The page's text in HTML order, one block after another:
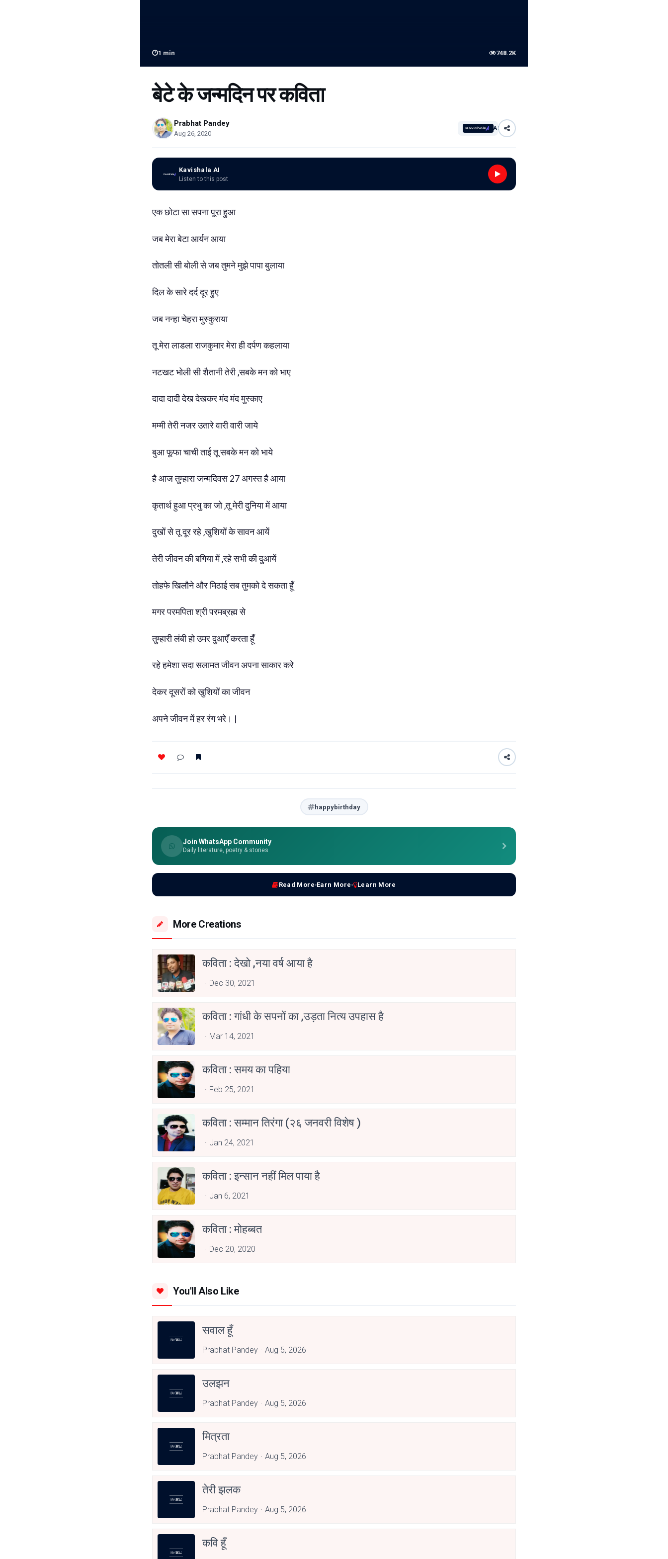
1 min 748.2K
बेटे के जन्मदिन पर कविता
Prabhat Pandey
Aug 26, 2020
AI
Kavishala AI
Listen to this post
एक छोटा सा सपना पूरा हुआ
जब मेरा बेटा आर्यन आया
तोतली सी बोली से जब तुमने मुझे पापा बुलाया
दिल के सारे दर्द दूर हुए
जब नन्हा चेहरा मुस्कुराया
तू मेरा लाडला राजकुमार मेरा ही दर्पण कहलाया
नटखट भोली सी शैतानी तेरी ,सबके मन को भाए
दादा दादी देख देखकर मंद मंद मुस्काए
मम्मी तेरी नजर उतारे वारी वारी जाये
बुआ फूफा चाची ताई तू सबके मन को भाये
है आज तुम्हारा जन्मदिवस 27 अगस्त है आया
कृतार्थ हुआ प्रभु का जो ,तू मेरी दुनिया में आया
दुखों से तू दूर रहे ,खुशियों के सावन आयें
तेरी जीवन की बगिया में ,रहे सभी की दुआयें
तोहफे खिलौने और मिठाई सब तुमको दे सकता हूँ
मगर परमपिता श्री परमब्रह्म से
तुम्हारी लंबी हो उमर दुआएँ करता हूँ
रहे हमेशा सदा सलामत जीवन अपना साकार करे
देकर दूसरों को खुशियों का जीवन
अपने जीवन में हर रंग भरे। |
happybirthday
Join WhatsApp Community
Daily literature, poetry & stories
Read More Earn More Learn More
More Creations
कविता : देखो ,नया वर्ष आया है
Dec 30, 2021
कविता : गांधी के सपनों का ,उड़ता नित्य उपहास है
Mar 14, 2021
कविता : समय का पहिया
Feb 25, 2021
कविता : सम्मान तिरंगा (२६ जनवरी विशेष )
Jan 24, 2021
कविता : इन्सान नहीं मिल पाया है
Jan 6, 2021
कविता : मोहब्बत
Dec 20, 2020
You'll Also Like
सवाल हूँ
Prabhat Pandey Aug 5, 2026
उलझन
Prabhat Pandey Aug 5, 2026
मित्रता
Prabhat Pandey Aug 5, 2026
तेरी झलक
Prabhat Pandey Aug 5, 2026
कवि हूँ